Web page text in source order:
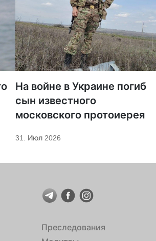
На войне в Украине погиб
сын известного
московского протоиерея
31. Июл 2026
Преследования